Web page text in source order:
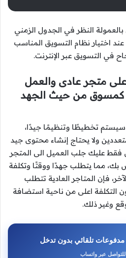
النظر في الجدول الزمني
اختيار نظام التسويق المناسب
في التسويق عبر الإنترنت.
على متجر عادى والعمل
كمسوق من حيث الجهد
سيستم تخطيطًا وتنظيمًا جيدًا،
ولا يحتاج إنشاء محتوى جيد
عليك جلب العميل الى المتجر
بك، مما يتطلب جهدًا ووقتًا وتكلفة
فإن المتاجر العادية تتطلب
التكلفة اعلى من ناحية استضافة
وغير ذلك.
عبر واتساب